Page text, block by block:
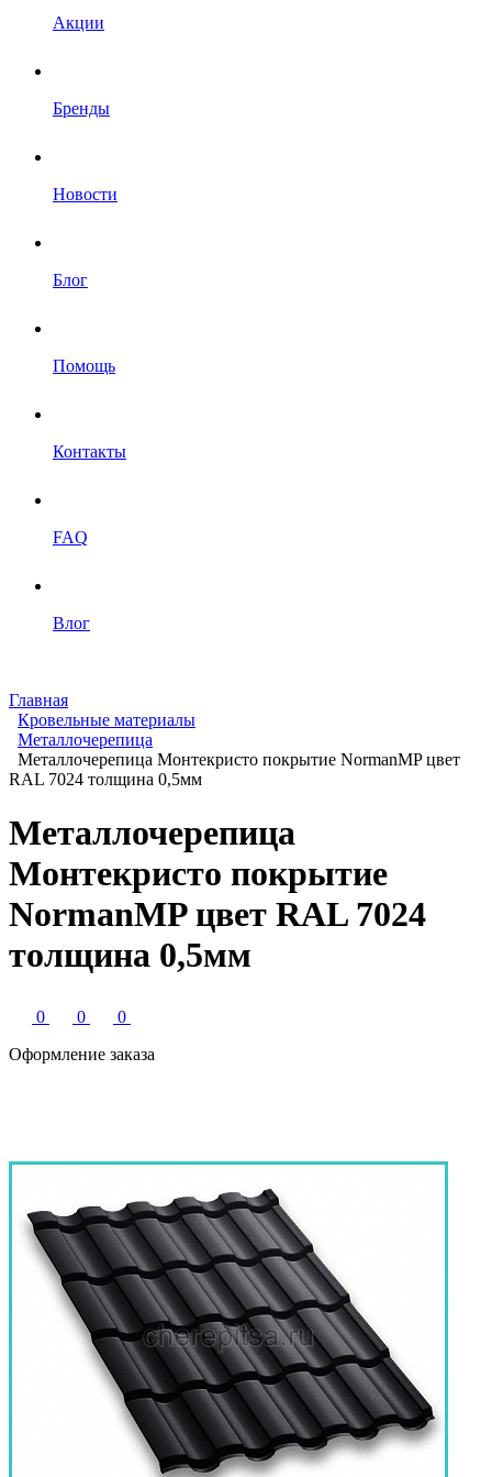
Акции
Бренды
Новости
Блог
Помощь
Контакты
FAQ
Влог
Главная
Кровельные материалы
Металлочерепица
Металлочерепица Монтекристо покрытие NormanMP цвет
RAL 7024 толщина 0,5мм
Металлочерепица
Монтекристо покрытие
NormanMP цвет RAL 7024
толщина 0,5мм
0 0
0
Оформление заказа